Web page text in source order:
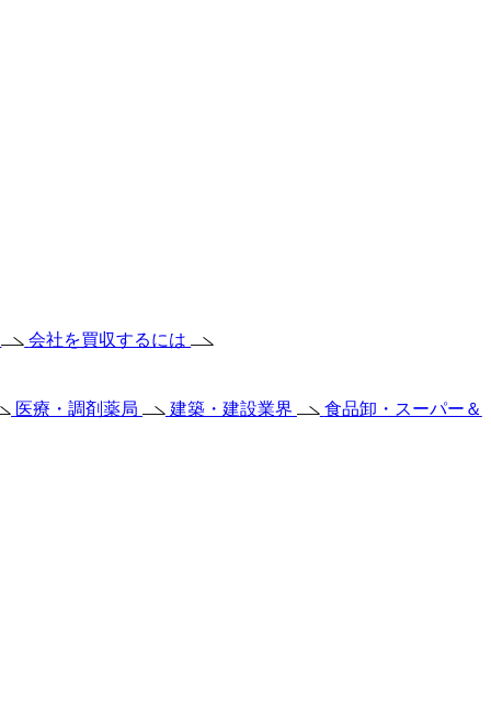
会社を買収するには
医療・調剤薬局 建築・建設業界
食品卸・スーパー＆